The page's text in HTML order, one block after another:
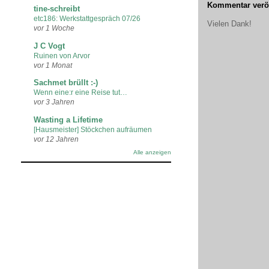
Kommentar
Vielen Dank!
tine-schreibt
etc186: Werkstattgespräch 07/26
vor 1 Woche
J C Vogt
Ruinen von Arvor
vor 1 Monat
Sachmet brüllt :-)
Wenn eine:r eine Reise tut…
vor 3 Jahren
Wasting a Lifetime
[Hausmeister] Stöckchen aufräumen
vor 12 Jahren
Alle anzeigen